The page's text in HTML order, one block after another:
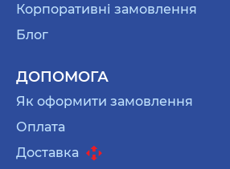
Корпоративні замовлення
Блог
ДОПОМОГА
Як оформити замовлення
Оплата
Доставка